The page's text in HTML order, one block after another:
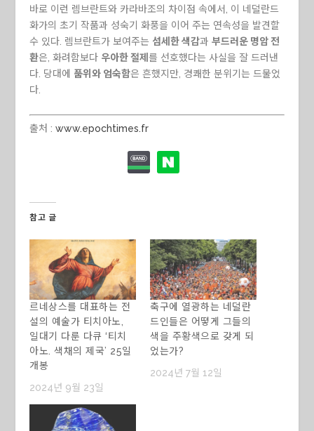
바로 이런 렘브란트와 카라바조의 차이점 속에서, 이 네덜란드
화가의 초기 작품과 성숙기 화풍을 이어 주는 연속성을 발견할
수 있다. 렘브란트가 보여주는 섬세한 색감과부드러운 명암 전
환은, 화려함보다 우아한 절제를 선호했다는 사실을 잘 드러낸
다. 당대에 품위와 엄숙함은 흔했지만, 경쾌한 분위기는 드물었
다.
출처 :www.epochtimes.fr
참고 글
르네상스를 대표하는 전
설의 예술가 티치아노,
일대기 다룬 다큐 ‘티치
아노. 색채의 제국’ 25일
개봉
2024년 9월 23일
축구에 열광하는 네덜란
드인들은 어떻게 그들의
색을 주황색으로 갖게 되
었는가?
2024년 7월 12일